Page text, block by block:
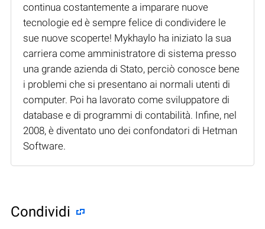
continua costantemente a imparare nuove
tecnologie ed è sempre felice di condividere le
sue nuove scoperte! Mykhaylo ha iniziato la sua
carriera come amministratore di sistema presso
una grande azienda di Stato, perciò conosce bene
i problemi che si presentano ai normali utenti di
computer. Poi ha lavorato come sviluppatore di
database e di programmi di contabilità. Infine, nel
2008, è diventato uno dei confondatori di Hetman
Software.
Condividi